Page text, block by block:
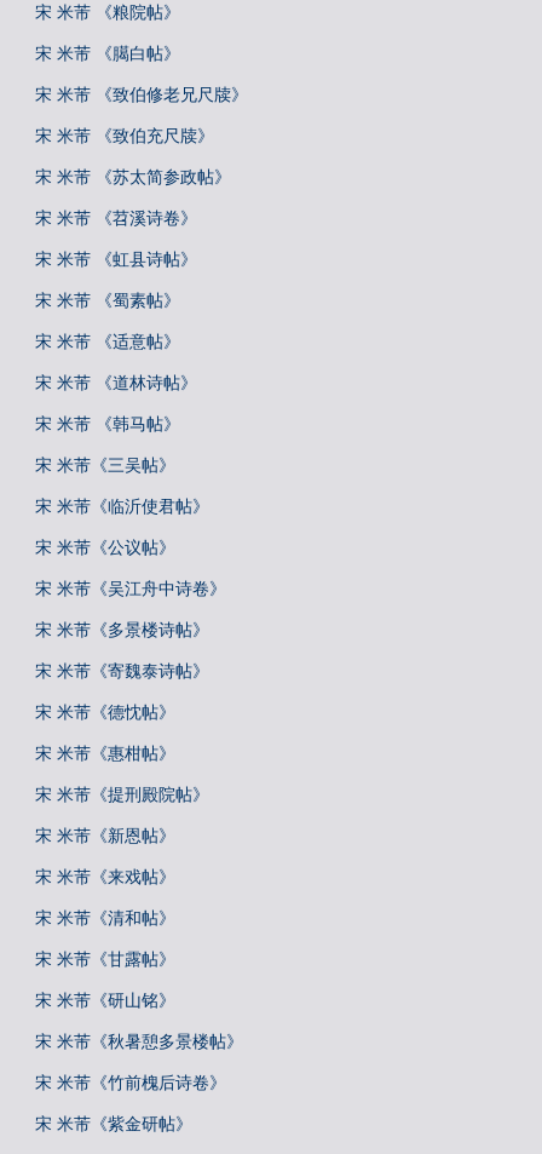
宋 米芾 《粮院帖》
宋 米芾 《臈白帖》
宋 米芾 《致伯修老兄尺牍》
宋 米芾 《致伯充尺牍》
宋 米芾 《苏太简参政帖》
宋 米芾 《苕溪诗卷》
宋 米芾 《虹县诗帖》
宋 米芾 《蜀素帖》
宋 米芾 《适意帖》
宋 米芾 《道林诗帖》
宋 米芾 《韩马帖》
宋 米芾《三吴帖》
宋 米芾《临沂使君帖》
宋 米芾《公议帖》
宋 米芾《吴江舟中诗卷》
宋 米芾《多景楼诗帖》
宋 米芾《寄魏泰诗帖》
宋 米芾《德忱帖》
宋 米芾《惠柑帖》
宋 米芾《提刑殿院帖》
宋 米芾《新恩帖》
宋 米芾《来戏帖》
宋 米芾《清和帖》
宋 米芾《甘露帖》
宋 米芾《研山铭》
宋 米芾《秋暑憩多景楼帖》
宋 米芾《竹前槐后诗卷》
宋 米芾《紫金研帖》